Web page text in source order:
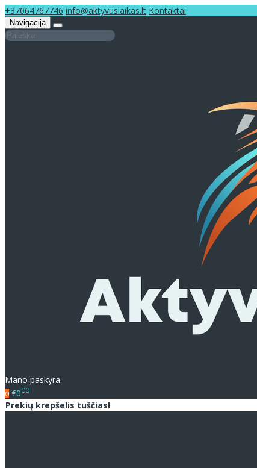
+37064767746 info@aktyvuslaikas.lt Kontaktai
Navigacija
Mano paskyra
0 €000
Prekių krepšelis tuščias!